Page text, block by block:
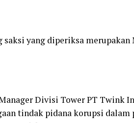
saksi yang diperiksa
Divisi Tower PT Twink
tindak pidana korupsi dalam